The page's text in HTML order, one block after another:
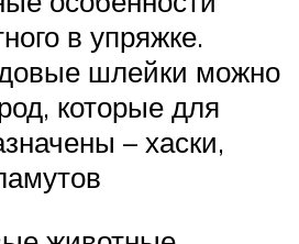
в упряжке.
шлейки можно
которые для
– хаски,